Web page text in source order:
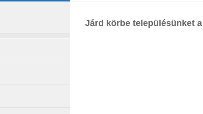
Járd körbe településünket